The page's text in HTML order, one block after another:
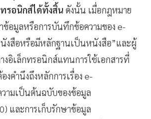
รอนิกส์ได้ทั้งสิ้น ดังนั้น เมื่อกฎหมาย
ข้อมูลหรือการบันทึกข้อความของ e-
งสือหรือมีหลักฐานเป็นหนังสือ”และผู้
งอิเล็กทรอนิกส์แทนการใช้เอกสารที่
คำนึงถึงหลักการเรื่อง e-
ามเป็นต้นฉบับของข้อมูล
และการเก็บรักษาข้อมูล